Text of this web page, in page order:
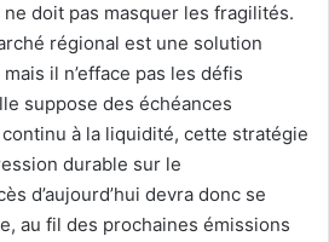
ne doit pas masquer les fragilités.
régional est une solution
il n’efface pas les défis
suppose des échéances
à la liquidité, cette stratégie
durable sur le
d’aujourd’hui devra donc se
au fil des prochaines émissions